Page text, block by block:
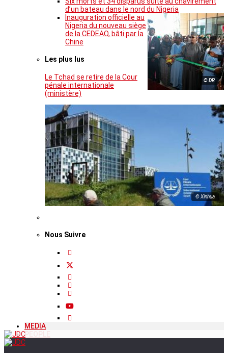
d’un bateau dans le nord du Nigeria
© DR
Inauguration officielle au
Nigeria du nouveau siège
de la CEDEAO, bâti par la
Chine
Les plus lus
Le Tchad se retire de la Cour
pénale internationale
(ministère)
© Xinhua
Nous Suivre
MEDIA
PEOPLE